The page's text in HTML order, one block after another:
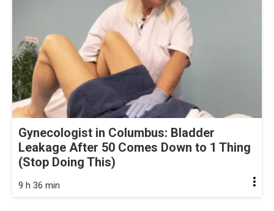
Gynecologist in Columbus: Bladder
Leakage After 50 Comes Down to 1 Thing
(Stop Doing This)
9 h 36 min